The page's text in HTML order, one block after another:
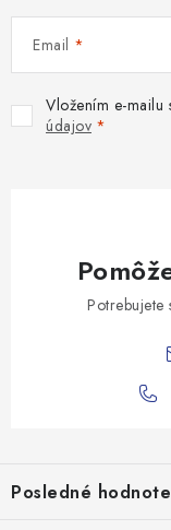
Email
Vložením e-mailu
údajov
pPosledné